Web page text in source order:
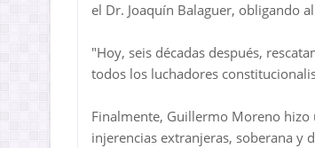
el Dr. Joaquín Balaguer, obligando
"Hoy, seis décadas después,
todos los luchadores
Finalmente, Guillermo Moreno
injerencias extranjeras, soberana y